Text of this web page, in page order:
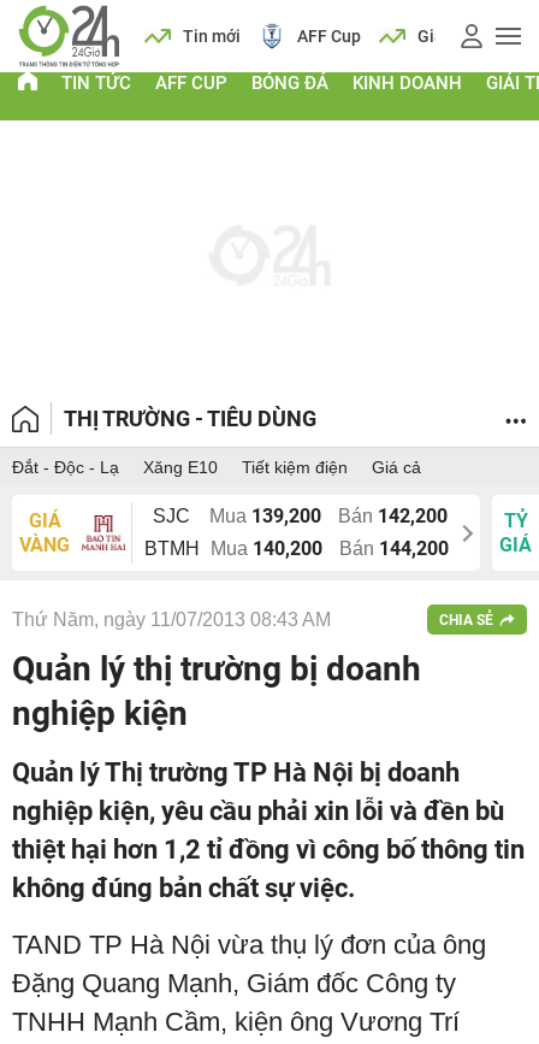
Lịch Tin mới AFF Cup Giá vàng
TIN TỨC AFF CUP BÓNG ĐÁ KINH DOANH GIẢI
THỊ TRƯỜNG - TIÊU DÙNG
Đắt - Độc - Lạ Xăng E10 Tiết kiệm điện Giá cả
GIÁ
VÀNG
SJC Mua 139,200 Bán 142,200
BTMH Mua 140,200 Bán 144,200
TỶ
GIÁ
Thứ Năm, ngày 11/07/2013 08:43 AM CHIA SẺ
Quản lý thị trường bị doanh
nghiệp kiện
Quản lý Thị trường TP Hà Nội bị doanh
nghiệp kiện, yêu cầu phải xin lỗi và đền bù
thiệt hại hơn 1,2 tỉ đồng vì công bố thông tin
không đúng bản chất sự việc.
TAND TP Hà Nội vừa thụ lý đơn của ông
Đặng Quang Mạnh, Giám đốc Công ty
TNHH Mạnh Cầm, kiện ông Vương Trí